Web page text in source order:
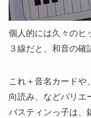
個人的には久々のヒ
３線だと、和音の確
これ＋音名カードや
向読み、などバリエ
バスティンっ子は、